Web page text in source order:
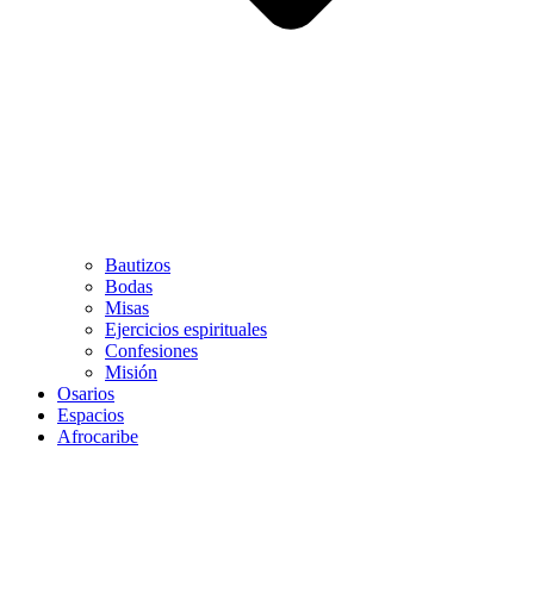
Bautizos
Bodas
Misas
Ejercicios espirituales
Confesiones
Misión
Osarios
Espacios
Afrocaribe